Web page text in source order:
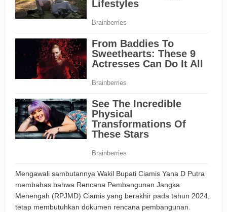
Mengawali sambutannya Wakil Bupati Ciamis Yana D Putra
membahas bahwa Rencana Pembangunan Jangka
Menengah (RPJMD) Ciamis yang berakhir pada tahun 2024,
tetap membutuhkan dokumen rencana pembangunan.